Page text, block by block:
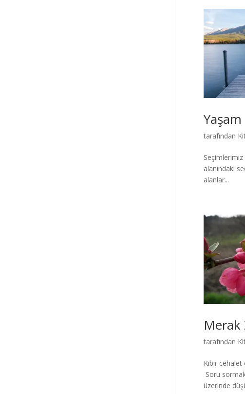
Yaşam
tarafından
Seçimlerimiz
alanındaki
alanlar...
Merak
tarafından
Kibir cehalet
Soru
üzerinde